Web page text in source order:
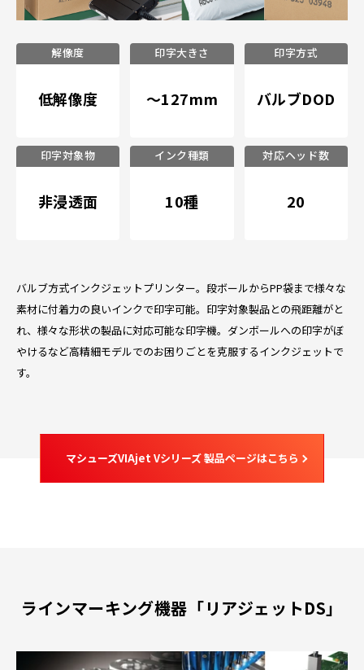
解像度
低解像度
印字大きさ
～127mm
印字方式
バルブDOD
印字対象物
非浸透面
インク種類
10種
対応ヘッド数
20
バルブ方式インクジェットプリンター。段ボールからPP袋まで様々な
素材に付着力の良いインクで印字可能。印字対象製品との飛距離がと
れ、様々な形状の製品に対応可能な印字機。ダンボールへの印字がぼ
やけるなど高精細モデルでのお困りごとを克服するインクジェットで
す。
マシューズVIAjet Vシリーズ 製品ページはこちら
ラインマーキング機器「リアジェットDS」